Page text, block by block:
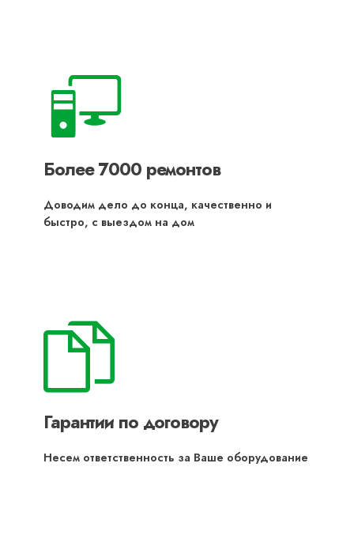
Более 7000 ремонтов
Доводим дело до конца, качественно и
быстро, с выездом на дом
Гарантии по договору
Несем ответственность за Ваше оборудование